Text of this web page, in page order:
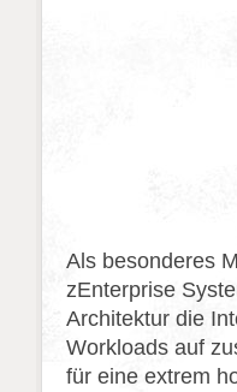
Als besonderes
zEnterprise
Architektur die
Workloads auf
für eine extrem